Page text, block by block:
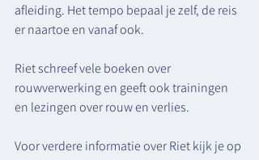
afleiding. Het tempo bepaal je zelf, de reis
er naartoe en vanaf ook.
Riet schreef vele boeken over
rouwverwerking en geeft ook trainingen
en lezingen over rouw en verlies.
Voor verdere informatie over Riet kijk je op